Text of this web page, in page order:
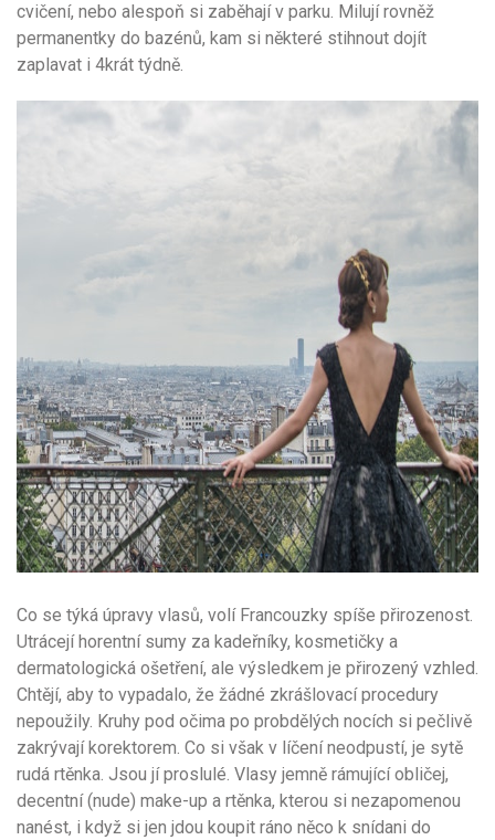
cvičení, nebo alespoň si zaběhají v parku. Milují rovněž
permanentky do bazénů, kam si některé stihnout dojít
zaplavat i 4krát týdně.
Co se týká úpravy vlasů, volí Francouzky spíše přirozenost.
Utrácejí horentní sumy za kadeřníky, kosmetičky a
dermatologická ošetření, ale výsledkem je přirozený vzhled.
Chtějí, aby to vypadalo, že žádné zkrášlovací procedury
nepoužily. Kruhy pod očima po probdělých nocích si pečlivě
zakrývají korektorem. Co si však v líčení neodpustí, je sytě
rudá rtěnka. Jsou jí proslulé. Vlasy jemně rámující obličej,
decentní (nude) make-up a rtěnka, kterou si nezapomenou
nanést, i když si jen jdou koupit ráno něco k snídani do